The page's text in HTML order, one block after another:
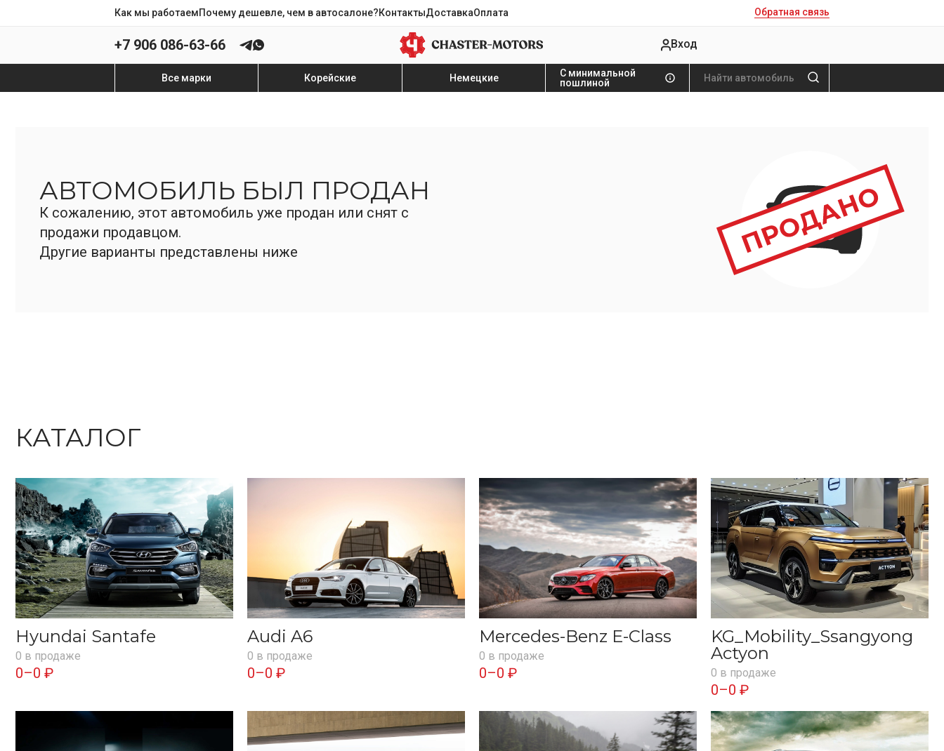
Как мы работаемПочему дешевле, чем в автосалоне?КонтактыДоставкаОплата Обратная связь
+7 906 086-63-66 Вход
Все марки Корейские Немецкие
С минимальной
пошлиной
АВТОМОБИЛЬ БЫЛ ПРОДАН
К сожалению, этот автомобиль уже продан или снят с
продажи продавцом.
Другие варианты представлены ниже
КАТАЛОГ
Hyundai Santafe
0 в продаже
0–0 ₽
Audi A6
0 в продаже
0–0 ₽
Mercedes-Benz E-Class
0 в продаже
0–0 ₽
KG_Mobility_Ssangyong
Actyon
0 в продаже
0–0 ₽